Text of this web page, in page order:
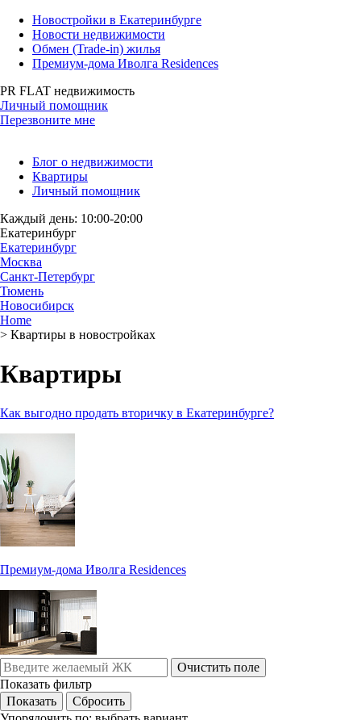
Новостройки в Екатеринбурге
Новости недвижимости
Обмен (Trade-in) жилья
Премиум-дома Иволга Residences
PR FLAT недвижимость
Личный помощник
Перезвоните мне
Блог о недвижимости
Квартиры
Личный помощник
Каждый день: 10:00-20:00
Екатеринбург
Екатеринбург
Москва
Санкт-Петербург
Тюмень
Новосибирск
Home
> Квартиры в новостройках
Квартиры
Как выгодно продать вторичку в Екатеринбурге?
Премиум-дома Иволга Residences
Очистить поле
Показать фильтр